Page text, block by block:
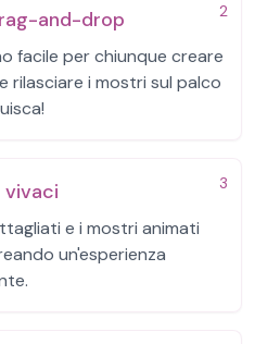
2
and-drop
facile per chiunque creare
rilasciare i mostri sul palco
3
vivaci
e i mostri animati
un'esperienza